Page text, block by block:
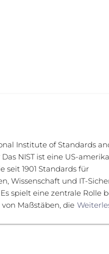
Institute of Standards
NIST ist eine US-
seit 1901 Standards für
Wissenschaft und IT-
spielt eine zentrale Rolle
Maßstäben, die